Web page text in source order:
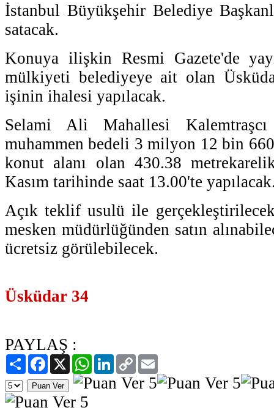
İstanbul Büyükşehir Belediye
satacak.
Konuya ilişkin Resmi Gazete'de
mülkiyeti belediyeye ait olan
işinin ihalesi yapılacak.
Selami Ali Mahallesi
muhammen bedeli 3 milyon 12 bin
konut alanı olan 430.38
Kasım tarihinde saat 13.00'te
Açık teklif usulü ile
mesken müdürlüğünden satın
ücretsiz görülebilecek.
Üsküdar 34
PAYLAŞ :
PaylaşFacebook
X WhatsAppLinkedIn
Copy
Link